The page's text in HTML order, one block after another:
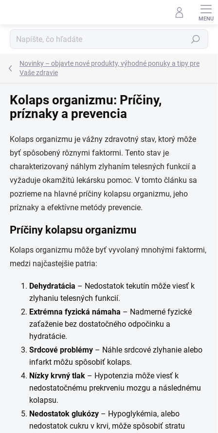
Hľadať
Novinky – objavte nové produkty, výhodné ponuky a tipy pre
Vaše zdravie
Kolaps organizmu: Príčiny,
príznaky a prevencia
Kolaps organizmu je vážny zdravotný stav, ktorý môže
byť spôsobený rôznymi faktormi. Tento stav je
charakterizovaný náhlym zlyhaním telesných funkcií a
vyžaduje okamžitú lekársku pomoc. V tomto článku sa
pozrieme na hlavné príčiny kolapsu organizmu, jeho
príznaky a efektívne metódy prevencie.
Príčiny kolapsu organizmu
Kolaps organizmu môže byť vyvolaný mnohými faktormi,
medzi najčastejšie patria:
Dehydratácia – Nedostatok tekutín môže viesť k
zlyhaniu telesných funkcií.
Extrémna fyzická námaha – Nadmerné fyzické
zaťaženie bez dostatočného odpočinku a
hydratácie.
Srdcové problémy – Náhle srdcové zlyhanie alebo
infarkt môžu spôsobiť kolaps.
Nízky krvný tlak – Hypotenzia môže viesť k
nedostatočnému prekrveniu mozgu a následnému
kolapsu.
Nedostatok glukózy – Hypoglykémia, alebo
nedostatok cukru v krvi, môže spôsobiť stratu